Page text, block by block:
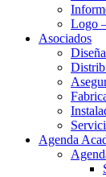
Logo
Asociados
Agenda